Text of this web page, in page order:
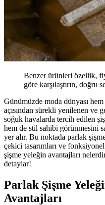
Benzer ürünleri özellik,
göre karşılaştırın, doğru
Günümüzde moda dünyası
açısından sürekli yenilenen ve
soğuk havalarda tercih edilen
hem de stil sahibi görünmesini
yer alır. Bu noktada parlak
çekici tasarımları ve
şişme yeleğin avantajları
detaylar!
Parlak Şişme
Avantajları